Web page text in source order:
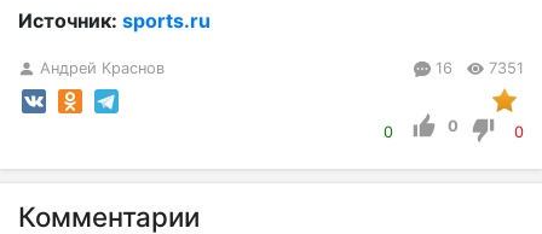
Источник: sports.ru
Андрей Краснов 16 7351
0 0 0
Комментарии